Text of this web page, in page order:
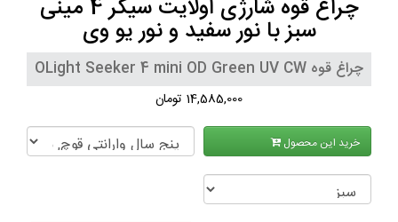
چراغ قوه شارژی اولایت سیکر 4 مینی
سبز با نور سفید و نور یو وی
چراغ قوه OLight Seeker 4 mini OD Green UV CW
14,585,000 تومان
خرید این محصول